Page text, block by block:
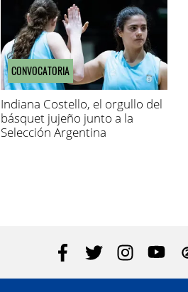
CONVOCATORIA
Indiana Costello, el orgullo del
básquet jujeño junto a la
Selección Argentina